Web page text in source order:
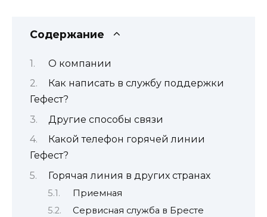
Содержание
О компании
Как написать в службу поддержки
Гефест?
Другие способы связи
Какой телефон горячей линии
Гефест?
Горячая линия в других странах
Приемная
Сервисная служба в Бресте